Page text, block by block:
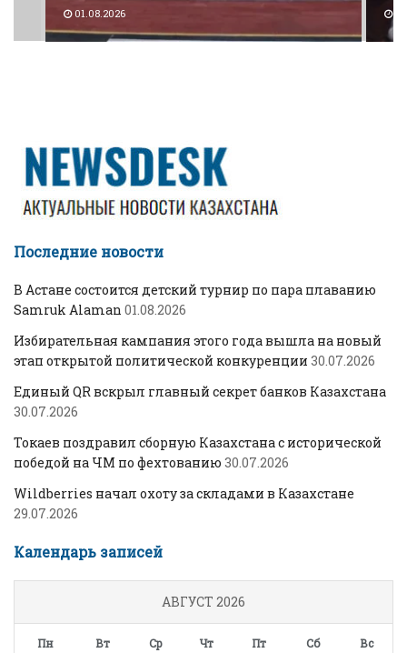
01.08.2026
Последние новости
В Астане состоится детский турнир по пара плаванию
Samruk Alaman 01.08.2026
Избирательная кампания этого года вышла на новый
этап открытой политической конкуренции 30.07.2026
Единый QR вскрыл главный секрет банков Казахстана
30.07.2026
Токаев поздравил сборную Казахстана с исторической
победой на ЧМ по фехтованию 30.07.2026
Wildberries начал охоту за складами в Казахстане
29.07.2026
Календарь записей
АВГУСТ 2026
Пн Вт Ср Чт Пт Сб Вс